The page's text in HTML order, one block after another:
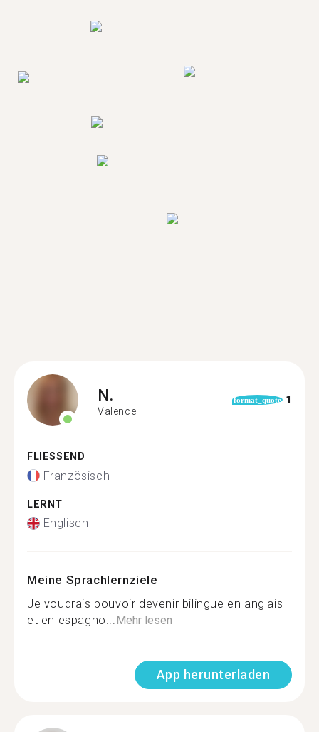
N.
Valence
format_quote 1
FLIESSEND
Französisch
LERNT
Englisch
Meine Sprachlernziele
Je voudrais pouvoir devenir bilingue en anglais
et en espagno...Mehr lesen
App herunterladen